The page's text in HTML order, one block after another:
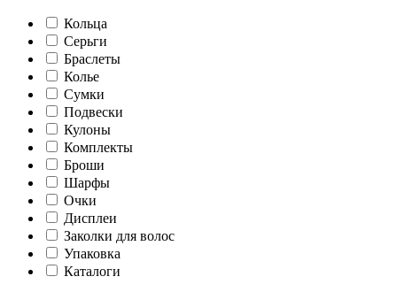
Кольца
Серьги
Браслеты
Колье
Сумки
Подвески
Кулоны
Комплекты
Броши
Шарфы
Очки
Дисплеи
Заколки для волос
Упаковка
Каталоги